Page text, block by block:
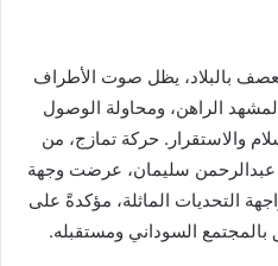
بالبلاد، يظل صوت الأطراف
الراهن، ومحاولة الوصول
والاستقرار. حركة تمازج، من
عبدالرحمن سليمان، عرضت وجهة
التحديات الماثلة، مؤكدةً على
بالمجتمع السوداني ومستقبله.